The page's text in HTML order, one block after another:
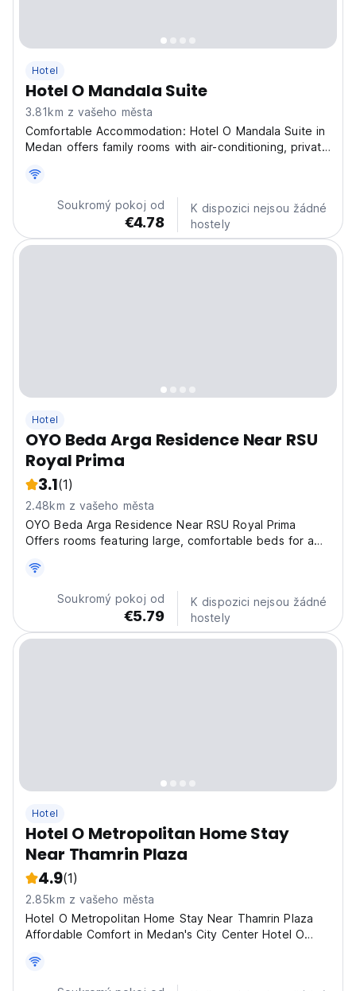
Hotel
Hotel O Mandala Suite
3.81km z vašeho města
Comfortable Accommodation: Hotel O Mandala Suite in
Medan offers family rooms with air-conditioning, private
Each room includes a seating area, TV, and wardrobe,
ensuring a pleasant stay. Relaxing Facilities:...
Soukromý pokoj od
€4.78
K dispozici nejsou žádné
hostely
Hotel
OYO Beda Arga Residence Near RSU
Royal Prima
3.1(1)
2.48km z vašeho města
OYO Beda Arga Residence Near RSU Royal Prima
Offers rooms featuring large, comfortable beds for a
conditioning, a TV, a hygienic bathroom, and high-
quality, modern furnishings. Discover Comfort and
Convenience...
Soukromý pokoj od
€5.79
K dispozici nejsou žádné
hostely
Hotel
Hotel O Metropolitan Home Stay
Near Thamrin Plaza
4.9(1)
2.85km z vašeho města
Hotel O Metropolitan Home Stay Near Thamrin Plaza
Affordable Comfort in Medan's City Center Hotel O
budget-friendly accommodations in the heart of
Medan, Indonesia. Situated at Blok L15-16, Komplek